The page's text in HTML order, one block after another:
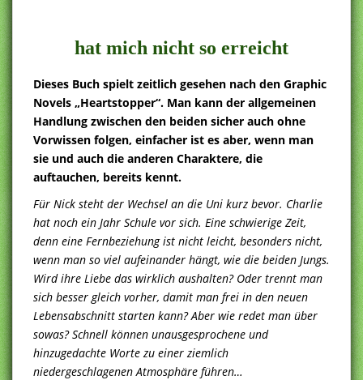
hat mich nicht so erreicht
Dieses Buch spielt zeitlich gesehen nach den Graphic
Novels „Heartstopper“. Man kann der allgemeinen
Handlung zwischen den beiden sicher auch ohne
Vorwissen folgen, einfacher ist es aber, wenn man
sie und auch die anderen Charaktere, die
auftauchen, bereits kennt.
Für Nick steht der Wechsel an die Uni kurz bevor. Charlie
hat noch ein Jahr Schule vor sich. Eine schwierige Zeit,
denn eine Fernbeziehung ist nicht leicht, besonders nicht,
wenn man so viel aufeinander hängt, wie die beiden Jungs.
Wird ihre Liebe das wirklich aushalten? Oder trennt man
sich besser gleich vorher, damit man frei in den neuen
Lebensabschnitt starten kann? Aber wie redet man über
sowas? Schnell können unausgesprochene und
hinzugedachte Worte zu einer ziemlich
niedergeschlagenen Atmosphäre führen…